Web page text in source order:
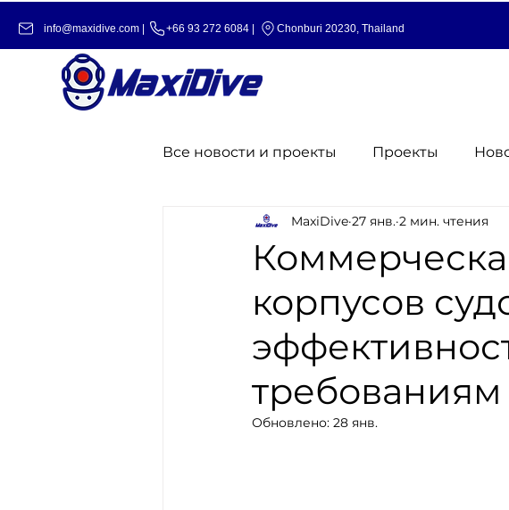
info@maxidive.com | +66 93 272 6084​​ | Chonburi 20230, Thailand
Все новости и проекты Проекты
корпусов
требованиям
MaxiDive 27 янв. 2 мин. чтения
Обновлено: 28 янв.